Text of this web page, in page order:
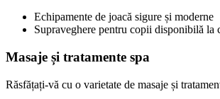
Echipamente de joacă sigure și moderne
Supraveghere pentru copii disponibilă la
Masaje și tratamente spa
Răsfățați-vă cu o varietate de masaje și